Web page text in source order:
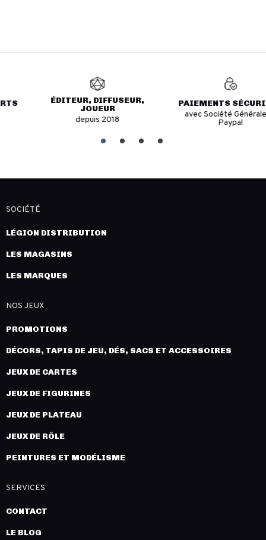
ÉDITEUR, DIFFUSEUR,
JOUEUR
depuis 2018
PAIEMENTS SÉCURISÉS
avec Société Générale et
SOCIÉTÉ
LÉGION DISTRIBUTION
LES MAGASINS
LES MARQUES
NOS JEUX
PROMOTIONS
DÉCORS, TAPIS DE JEU, DÉS, SACS ET ACCESSOIRES
JEUX DE CARTES
JEUX DE FIGURINES
JEUX DE PLATEAU
JEUX DE RÔLE
PEINTURES ET MODÉLISME
SERVICES
CONTACT
LE BLOG